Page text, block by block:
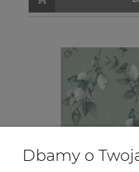
Dbamy o